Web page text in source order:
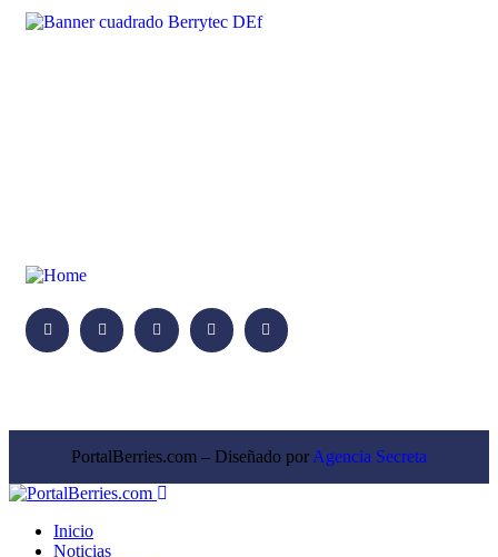
PortalBerries.com – Diseñado por Agencia Secreta
Inicio
Noticias